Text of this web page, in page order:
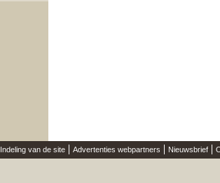
Indeling van de site Advertenties webpartners Nieuwsbrief